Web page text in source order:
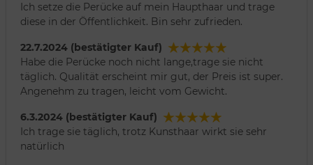
Ich setze die Perücke auf mein Haupthaar und trage
diese in der Öffentlichkeit. Bin sehr zufrieden.
22.7.2024 (bestätigter Kauf)
Habe die Perücke noch nicht lange,trage sie nicht
täglich. Qualität erscheint mir gut, der Preis ist super.
Angenehm zu tragen, leicht vom Gewicht.
6.3.2024 (bestätigter Kauf)
Ich trage sie täglich, trotz Kunsthaar wirkt sie sehr
natürlich